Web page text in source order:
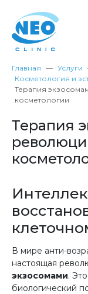
Главная
Услуги
Косметология и
Терапия
косметологии
Терапия
В мире анти-
настоящая
экзосомами.
биологический